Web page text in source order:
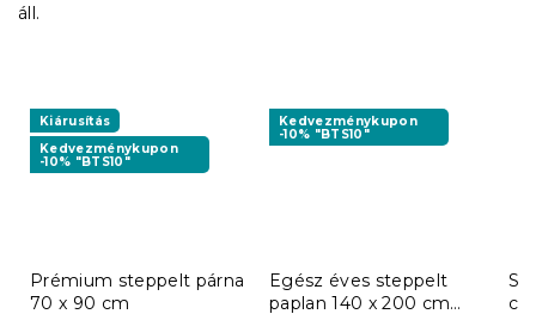
áll.
Kiárusítás
Kedvezménykupon
-10% "BTS10"
Prémium steppelt párna
70 x 90 cm
Kedvezménykupon
-10% "BTS10"
Egész éves steppelt
paplan 140 x 200 cm
cm